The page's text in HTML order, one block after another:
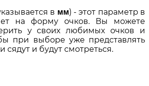
в мм) - этот параметр в
на форму очков. Вы можете
у своих любимых очков и
при выборе уже представлять
сядут и будут смотреться.